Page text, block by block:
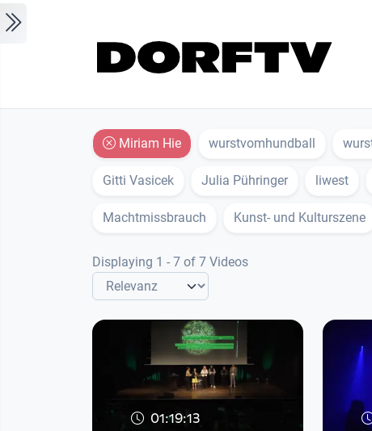
Miriam Hie wurstvomhundball
Gitti Vasicek Julia Pühringer liwest
Machtmissbrauch Kunst- und Kulturszene
Displaying 1 - 7 of 7 Videos
01:19:13